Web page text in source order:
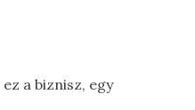
a biznisz, egy